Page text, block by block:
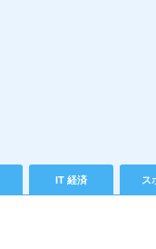
IT 経済 ス